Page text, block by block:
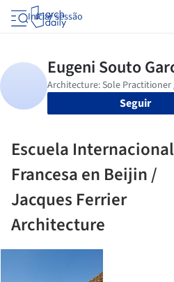
Iniciar sessão
Seguir
Escuela Internacional
Francesa en Beijin /
Jacques Ferrier
Architecture